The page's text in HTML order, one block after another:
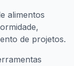
alimentos
de projetos.